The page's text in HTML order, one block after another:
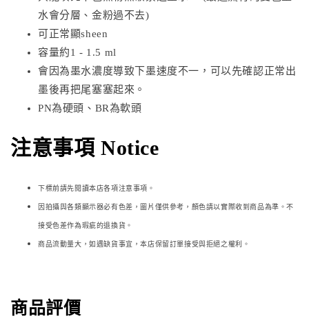
水會分層、金粉過不去)
可正常顯sheen
容量約1 - 1.5 ml
會因為墨水濃度導致下墨速度不一，可以先確認正常出
墨後再把尾塞塞起來。
PN為硬頭、BR為軟頭
注意事項 Notice
下標前請先閱讀本店各項注意事項。
因拍攝與各類顯示器必有色差，圖片僅供參考，顏色請以實際收到商品為準。不
接受色差作為瑕疵的退換貨。
商品流動量大，如遇缺貨事宜，本店保留訂單接受與拒絕之權利。
商品評價